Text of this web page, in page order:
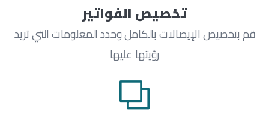
تخصيص الفواتير
قم بتخصيص الإيصالات بالكامل وحدد المعلومات التي تريد
رؤيتها عليها